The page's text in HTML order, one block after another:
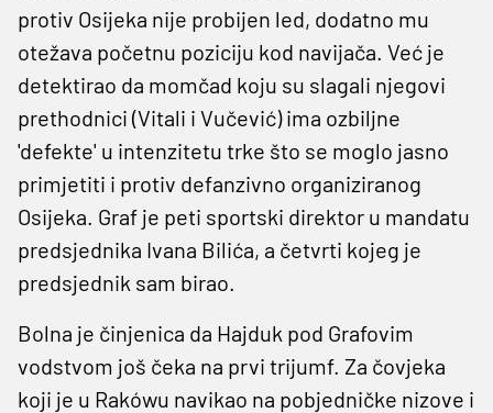
protiv Osijeka nije probijen led, dodatno mu
otežava početnu poziciju kod navijača. Već je
detektirao da momčad koju su slagali njegovi
prethodnici (Vitali i Vučević) ima ozbiljne
'defekte' u intenzitetu trke što se moglo jasno
primjetiti i protiv defanzivno organiziranog
Osijeka. Graf je peti sportski direktor u mandatu
predsjednika Ivana Bilića, a četvrti kojeg je
predsjednik sam birao.
Bolna je činjenica da Hajduk pod Grafovim
vodstvom još čeka na prvi trijumf. Za čovjeka
koji je u Rakówu navikao na pobjedničke nizove i